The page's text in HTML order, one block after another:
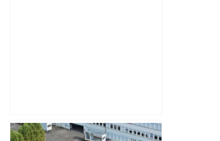
ENTRETIEN. Municipales 2026 à